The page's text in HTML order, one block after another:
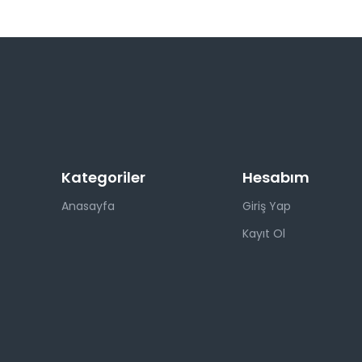
Kategoriler
Anasayfa
Hesabım
Giriş Yap
Kayıt Ol